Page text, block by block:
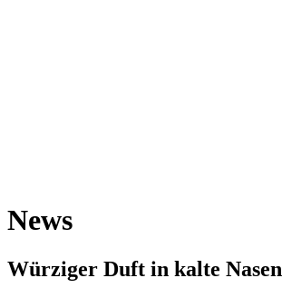
News
Würziger Duft in kalte Nasen